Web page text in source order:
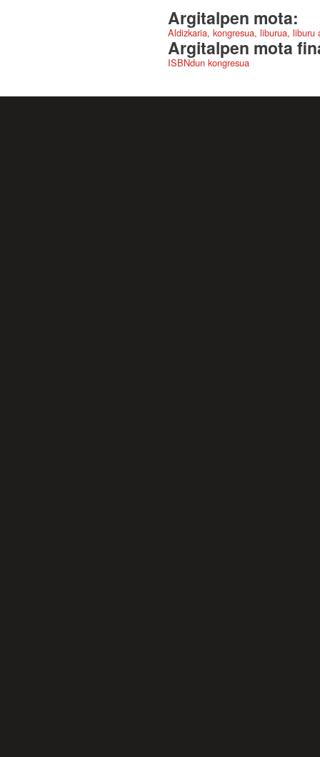
Argitalpen mota:
Aldizkaria, kongresua, liburua,
Argitalpen mota
ISBNdun kongresua